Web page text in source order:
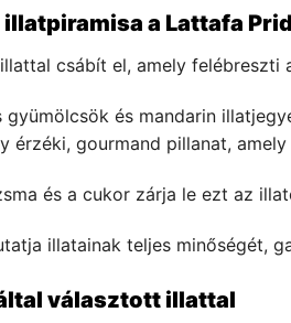
a Lattafa
csábít el, amely felébreszti
és mandarin
érzéki, gourmand pillanat,
és a cukor zárja le ezt az
illatainak teljes minőségét,
választott illattal